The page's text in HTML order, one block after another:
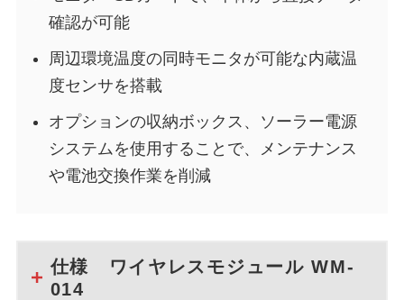
確認が可能
周辺環境温度の同時モニタが可能な内蔵温
度センサを搭載
オプションの収納ボックス、ソーラー電源
システムを使用することで、メンテナンス
や電池交換作業を削減
仕様 ワイヤレスモジュール WM-
014